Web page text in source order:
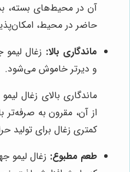
آن در محیط‌های بسته،
حاضر در محیط،
ماندگاری بالا: زغال لیمو
و دیرتر خاموش می‌شود.
ماندگاری بالای زغال
از آن، مقرون به صرفه‌تر
کمتری زغال برای تولید
طعم مطبوع: زغال لیمو